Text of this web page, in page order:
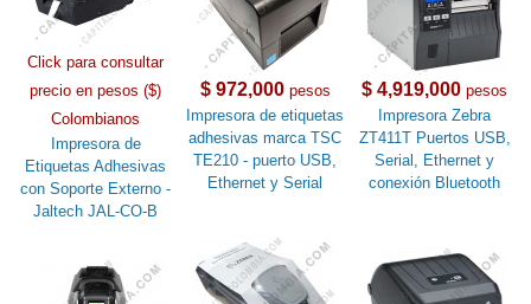
Click para consultar
precio en pesos ($)
Colombianos
Impresora de
Etiquetas Adhesivas
con Soporte Externo -
Jaltech JAL-CO-B
$ 972,000pesos
Impresora de etiquetas
adhesivas marca TSC
TE210 - puerto USB,
Ethernet y Serial
$ 4,919,000 pesos
Impresora Zebra
ZT411T Puertos USB,
Serial, Ethernet y
conexión Bluetooth